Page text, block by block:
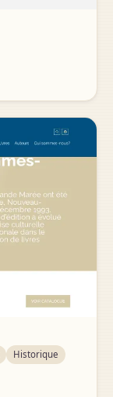
Historique